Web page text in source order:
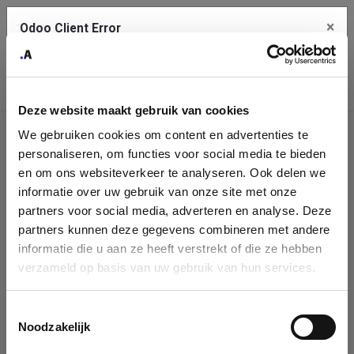
Deze website maakt gebruik van cookies
We gebruiken cookies om content en advertenties te
personaliseren, om functies voor social media te bieden
en om ons websiteverkeer te analyseren. Ook delen we
informatie over uw gebruik van onze site met onze
partners voor social media, adverteren en analyse. Deze
partners kunnen deze gegevens combineren met andere
informatie die u aan ze heeft verstrekt of die ze hebben
verzameld op basis van uw gebruik van hun services.
Noodzakelijk
Company
Identification
Please fill in your company details
You can search a company in our database by name, VAT or
enterprise ID. When a company is selected it will auto-complete the
form. If you don't find your company in our database, you can create
Odoo Client Error ×
service.
See details
Ok